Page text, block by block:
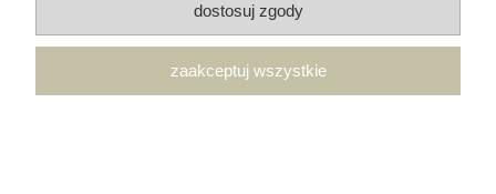
Informacje
dostosuj zgody
zaakceptuj wszystkie